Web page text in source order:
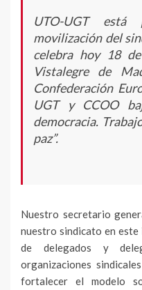
UTO-UGT
movilización del
celebra hoy 18
Vistalegre de
Confederación
UGT y CCOO
democracia.
paz”.
Nuestro secretario
nuestro sindicato en
de delegados y
organizaciones
fortalecer el modelo